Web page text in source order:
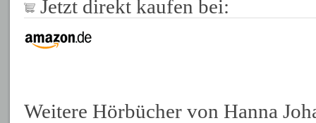
Jetzt direkt kaufen bei:
Weitere Hörbücher von Hanna